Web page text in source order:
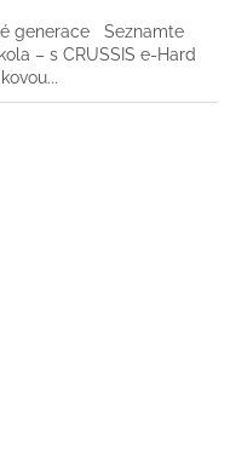
generace Seznamte
– s CRUSSIS e-Hard